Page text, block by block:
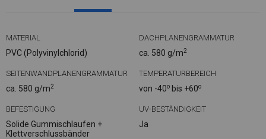
MATERIAL
PVC (Polyvinylchlorid)
DACHPLANENGRAMMATUR
ca. 580 g/m2
SEITENWANDPLANENGRAMMATUR
ca. 580 g/m2
TEMPERATURBEREICH
von -40o bis +60o
BEFESTIGUNG
Solide Gummischlaufen +
Klettverschlussbänder
UV-BESTÄNDIGKEIT
Ja